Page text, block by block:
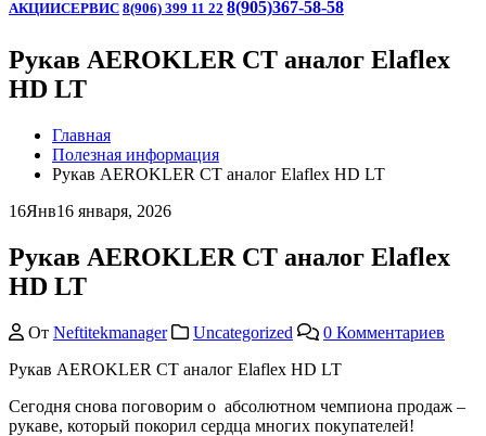
АКЦИИСЕРВИС 8(906) 399 11 22 8(905)367-58-58
Рукав AEROKLER CT аналог Elaflex
HD LT
Главная
Полезная информация
Рукав AEROKLER CT аналог Elaflex HD LT
16Янв16 января, 2026
Рукав AEROKLER CT аналог Elaflex
HD LT
От Neftitekmanager Uncategorized
0 Комментариев
Рукав AEROKLER CT аналог Elaflex HD LT
Сегодня снова поговорим о абсолютном чемпиона продаж –
рукаве, который покорил сердца многих покупателей!